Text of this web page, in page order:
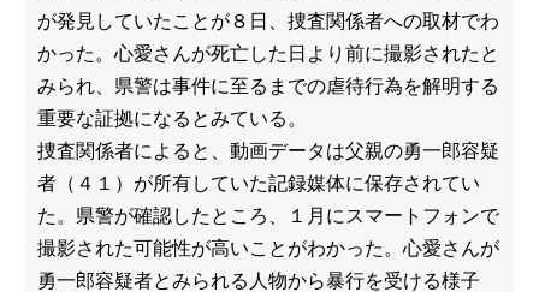
が発見していたことが８日、捜査関係者への取材でわ
かった。心愛さんが死亡した日より前に撮影されたと
みられ、県警は事件に至るまでの虐待行為を解明する
重要な証拠になるとみている。
捜査関係者によると、動画データは父親の勇一郎容疑
者（４１）が所有していた記録媒体に保存されてい
た。県警が確認したところ、１月にスマートフォンで
撮影された可能性が高いことがわかった。心愛さんが
勇一郎容疑者とみられる人物から暴行を受ける様子